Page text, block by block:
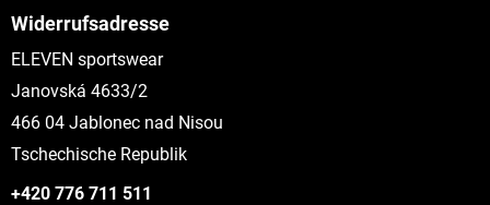
Widerrufsadresse
ELEVEN sportswear
Janovská 4633/2
466 04 Jablonec nad Nisou
Tschechische Republik
+420 776 711 511